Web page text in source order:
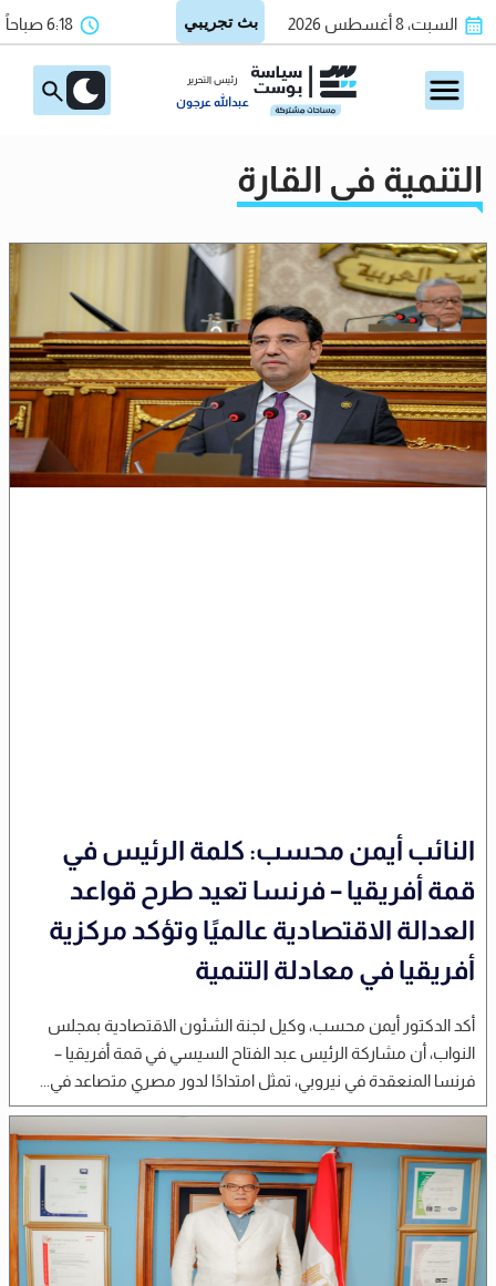
السبت، 8 أغسطس 2026 6:18 صباحاً
رئيس التحرير
عبدالله عرجون
التنمية في القارة
النائب أيمن محسب: كلمة الرئيس في
قمة أفريقيا – فرنسا تعيد طرح قواعد
العدالة الاقتصادية عالميًا وتؤكد مركزية
أفريقيا في معادلة التنمية
أكد الدكتور أيمن محسب، وكيل لجنة الشئون الاقتصادية بمجلس
النواب، أن مشاركة الرئيس عبد الفتاح السيسي في قمة أفريقيا –
فرنسا المنعقدة في نيروبي، تمثل امتدادًا لدور مصري متصاعد في...